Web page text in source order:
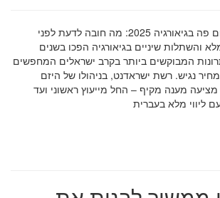
השתלות שיניים ושיקום פה בגיאורגיה 2025: מה חובה לדעת לפני
והשתלות שיניים בגיאורגיה הפכו בשנים
המבוקשים ביותר בקרב ישראלים המחפשים
נגיש. רשת ישראדנט, בניהולו של היזם
מענה מקיף – החל מייעוץ ראשוני ועד